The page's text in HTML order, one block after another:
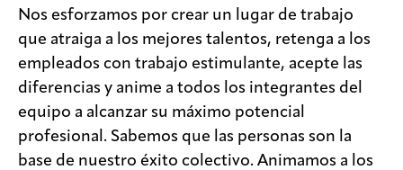
MyInsideConnection
Contáctanos
Nos esforzamos por crear un lugar de trabajo
que atraiga a los mejores talentos, retenga a los
empleados con trabajo estimulante, acepte las
diferencias y anime a todos los integrantes del
equipo a alcanzar su máximo potencial
profesional. Sabemos que las personas son la
base de nuestro éxito colectivo. Animamos a los